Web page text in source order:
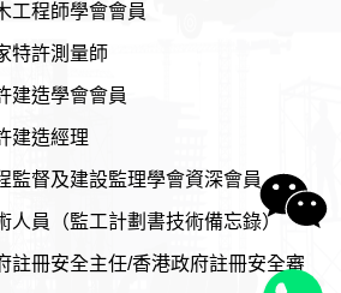
工程師學會會員
特許測量師
建造學會會員
建造經理
監督及建設監理學會資深會員
人員（監工計劃書技術備忘錄）
註冊安全主任/香港政府註冊安全審